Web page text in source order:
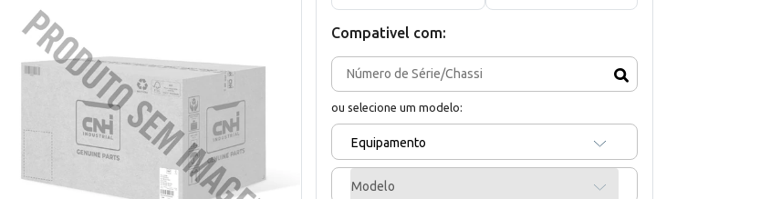
Compativel com:
ou selecione um modelo:
Equipamento
Modelo